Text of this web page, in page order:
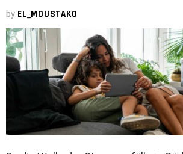
by EL_MOUSTAKO